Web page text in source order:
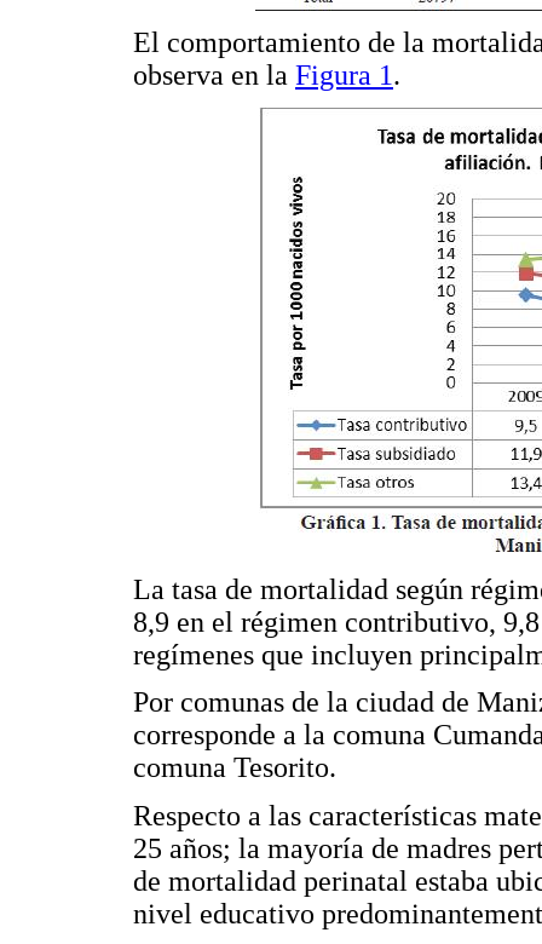
El comportamiento de la
observa en la Figura 1.
La tasa de mortalidad según
8,9 en el régimen contributivo,
regímenes que incluyen
Por comunas de la ciudad de
corresponde a la comuna
comuna Tesorito.
Respecto a las características
25 años; la mayoría de madres
de mortalidad perinatal estaba
nivel educativo